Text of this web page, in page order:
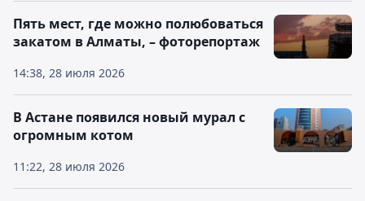
14:38, 28 июля 2026
Пять мест, где можно полюбоваться
закатом в Алматы, – фоторепортаж
11:22, 28 июля 2026
В Астане появился новый мурал с
огромным котом